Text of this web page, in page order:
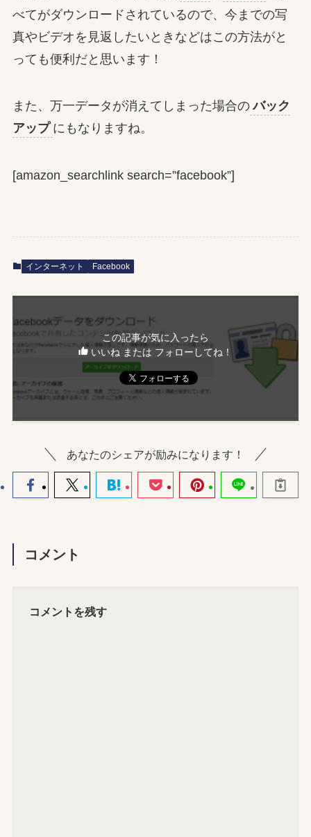
べてがダウンロードされているので、今までの写
真やビデオを見返したいときなどはこの方法がと
っても便利だと思います！
また、万一データが消えてしまった場合の バック
アップ にもなりますね。
[amazon_searchlink search=”facebook”]
インターネット Facebook
この記事が気に入ったら
いいね または フォローしてね！
あなたのシェアが励みになります！
コメント
コメントを残す